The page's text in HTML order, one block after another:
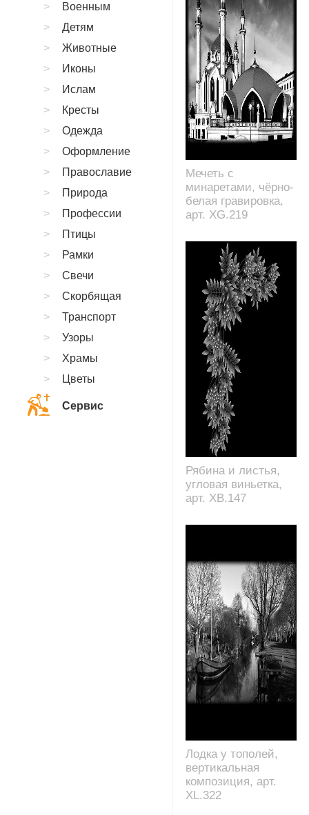
Мечеть с
минаретами, чёрно-
белая гравировка,
арт. XG.219
Рябина и листья,
угловая виньетка,
арт. XB.147
Лодка у тополей,
вертикальная
композиция, арт.
XL.322
Военным
Детям
Животные
Иконы
Ислам
Кресты
Одежда
Оформление
Православие
Природа
Профессии
Птицы
Рамки
Свечи
Скорбящая
Транспорт
Узоры
Храмы
Цветы
Сервис